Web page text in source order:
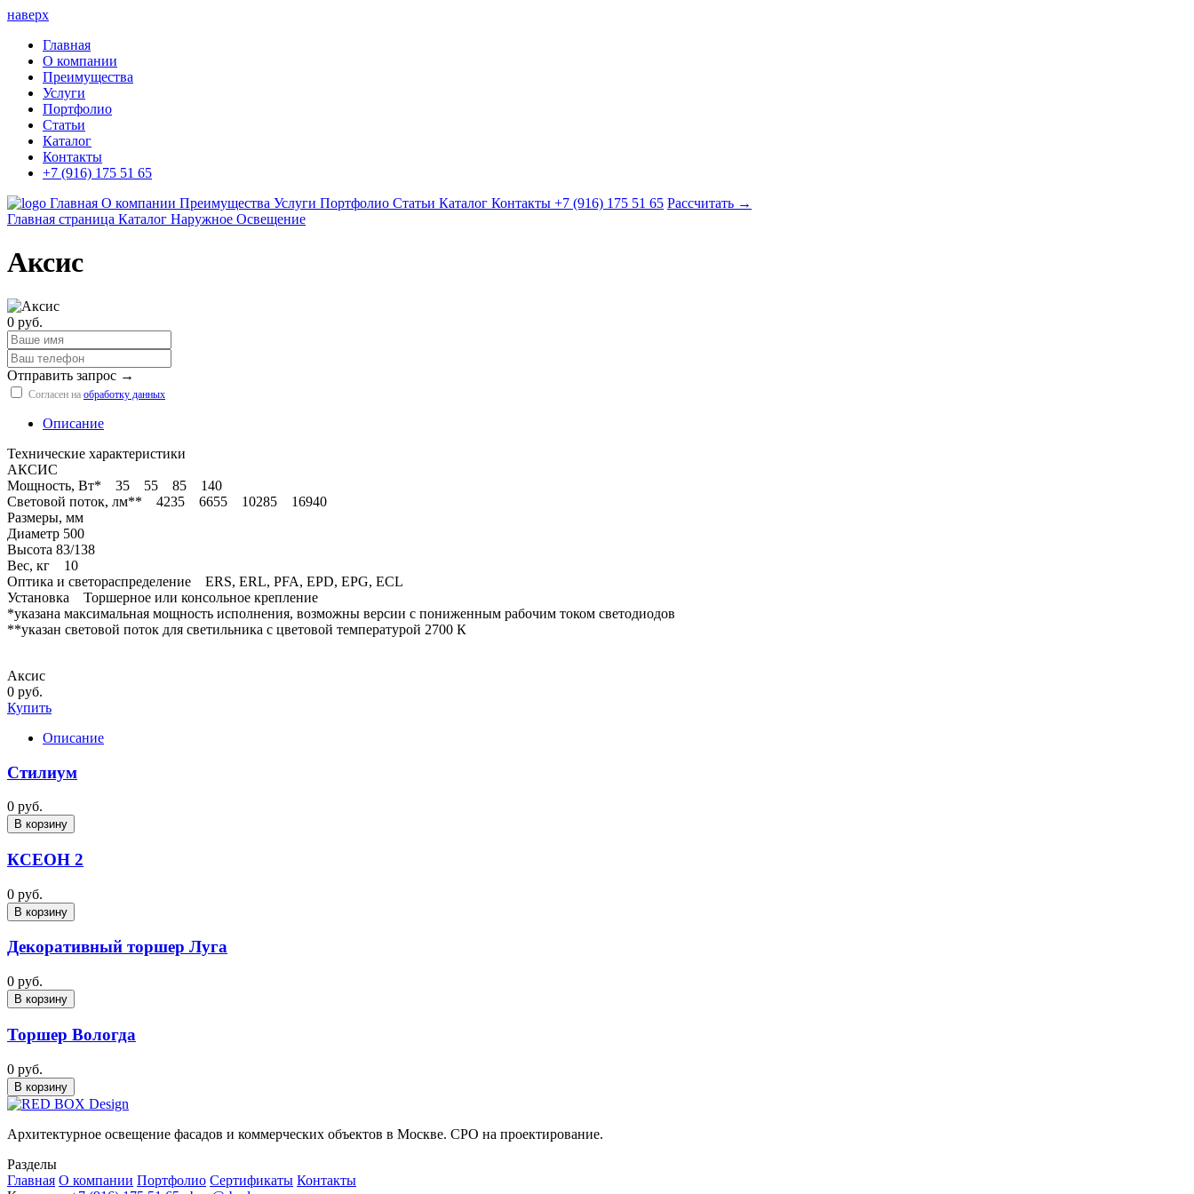
наверх
Главная
О компании
Преимущества
Услуги
Портфолио
Статьи
Каталог
Контакты
+7 (916) 175 51 65
Главная О компании Преимущества Услуги Портфолио Статьи Каталог Контакты +7 (916) 175 51 65 Рассчитать →
Главная страница Каталог Наружное Освещение
Аксис
0 руб.
Отправить запрос →
Согласен на обработку данных
Описание
Технические характеристики
АКСИС
Мощность, Вт* 35 55 85 140
Световой поток, лм** 4235 6655 10285 16940
Размеры, мм
Диаметр 500
Высота 83/138
Вес, кг 10
Оптика и светораспределение ERS, ERL, PFA, EPD, EPG, ECL
Установка Торшерное или консольное крепление
*указана максимальная мощность исполнения, возможны версии с пониженным рабочим током светодиодов
**указан световой поток для светильника с цветовой температурой 2700 К
Аксис
0 руб.
Купить
Описание
Стилиум
0 руб.
В корзину
КСЕОН 2
0 руб.
В корзину
Декоративный торшер Луга
0 руб.
В корзину
Торшер Вологда
0 руб.
В корзину
Архитектурное освещение фасадов и коммерческих объектов в Москве. СРО на проектирование.
Разделы
Главная О компании Портфолио Сертификаты Контакты